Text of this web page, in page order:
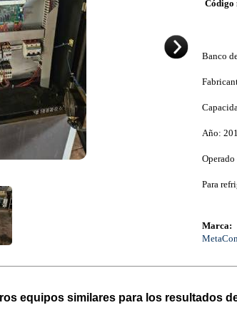
Código
Banco
Año:
Operado
Para
Marca:
equipos similares para los resultados